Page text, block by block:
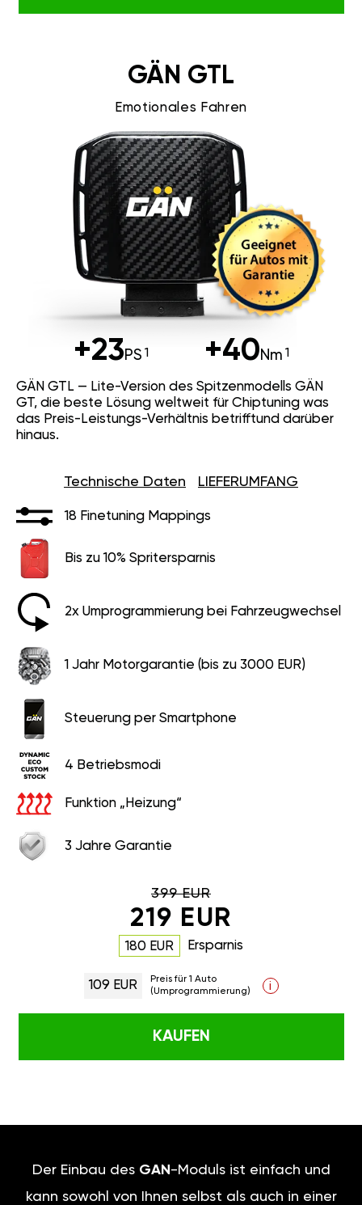
GÄN GTL
Emotionales Fahren
+23PS +40Nm
GÄN GTL — Lite-Version des Spitzenmodells GÄN
GT, die beste Lösung weltweit für Chiptuning was
das Preis-Leistungs-Verhältnis betrifftund darüber
hinaus.
Technische Daten LIEFERUMFANG
18 Finetuning Mappings
Bis zu 10% Spritersparnis
2x Umprogrammierung bei Fahrzeugwechsel
1 Jahr Motorgarantie (bis zu 3000 EUR)
Steuerung per Smartphone
4 Betriebsmodi
Funktion „Heizung“
3 Jahre Garantie
399 EUR
219 EUR
180 EUR Ersparnis
109 EUR
Preis für 1 Auto
(Umprogrammierung)
i
KAUFEN
Der Einbau des GAN -Moduls ist einfach und
kann sowohl von Ihnen selbst als auch in einer